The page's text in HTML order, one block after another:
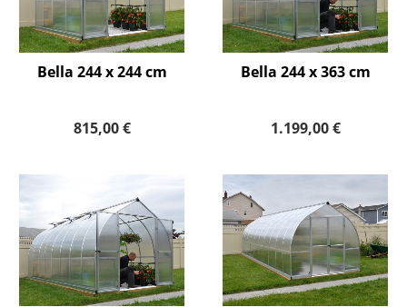
Bella 244 x 244 cm
815,00 €
Bella 244 x 363 cm
1.199,00 €